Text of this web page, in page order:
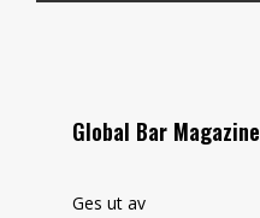
Global Bar Magazine
Ges ut av